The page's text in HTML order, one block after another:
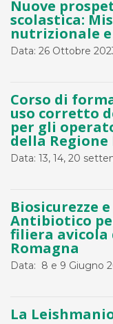
Nuove
scolastica:
nutrizionale
Data: 26 Ottobre
Corso di
uso corretto
per gli
della Regione
Data: 13, 14, 20
Biosicurezze
Antibiotico
filiera avicola
Romagna
Data: 8 e 9 Giugno
La